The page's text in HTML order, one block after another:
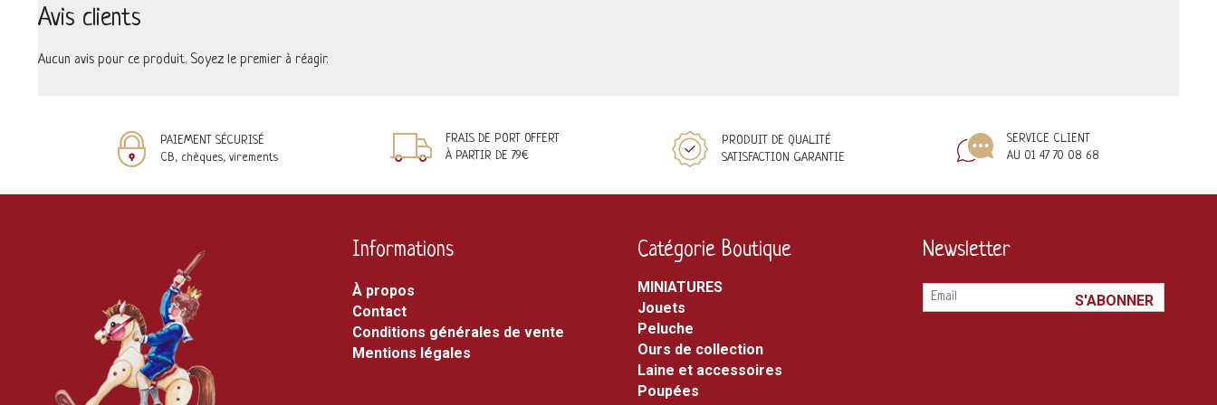
Avis clients
Aucun avis pour ce produit. Soyez le premier à réagir.
PAIEMENT SÉCURISÉ
CB, chèques, virements
FRAIS DE PORT OFFERT
À PARTIR DE 79€
PRODUIT DE QUALITÉ
SATISFACTION GARANTIE
SERVICE CLIENT
AU 01 47 70 08 68
Informations
À propos
Contact
Conditions générales de vente
Mentions légales
Catégorie Boutique
MINIATURES
jouets
peluche
ours de collection
laine et accessoires
poupées
Newsletter